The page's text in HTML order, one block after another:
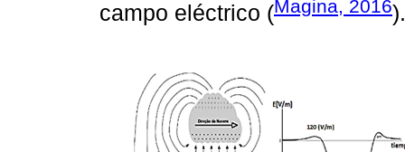
campo eléctrico (Magina, 2016).